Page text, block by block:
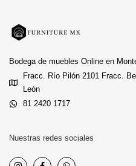
Bodega de muebles Online en
Fracc. Río Pilón 2101 Fracc.
León
81 2420 1717
Nuestras redes sociales